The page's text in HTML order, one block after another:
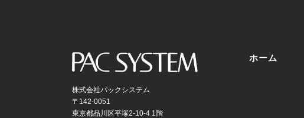
株式会社パックシステム
〒142-0051
東京都品川区平塚2-10-4 1階
ホーム